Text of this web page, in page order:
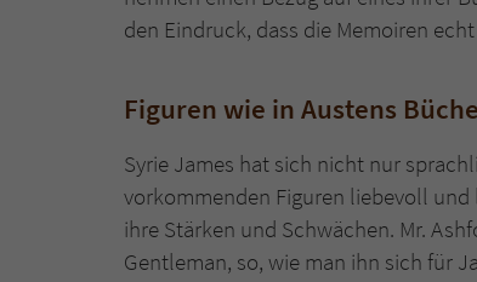
den Eindruck, dass die Memoiren
Figuren wie in Austens
Syrie James hat sich nicht nur
vorkommenden Figuren liebevoll
ihre Stärken und Schwächen. Mr.
Gentleman, so, wie man ihn sich für